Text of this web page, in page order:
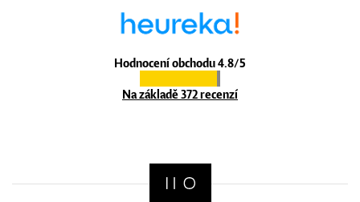
Hodnocení obchodu 4.8/5
Na základě 372 recenzí